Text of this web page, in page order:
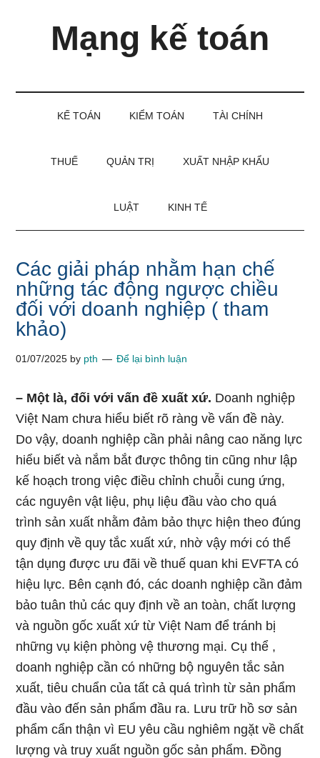
Mạng kế toán
KẾ TOÁN KIỂM TOÁN TÀI CHÍNH
THUẾ QUẢN TRỊ XUẤT NHẬP KHẨU
LUẬT KINH TẾ
Các giải pháp nhằm hạn chế
những tác động ngược chiều
đối với doanh nghiệp ( tham
khảo)
01/07/2025 by pth Để lại bình luận
– Một là, đối với vấn đề xuất xứ. Doanh nghiệp
Việt Nam chưa hiểu biết rõ ràng về vấn đề này.
Do vậy, doanh nghiệp cần phải nâng cao năng lực
hiểu biết và nắm bắt được thông tin cũng như lập
kế hoạch trong việc điều chỉnh chuỗi cung ứng,
các nguyên vật liệu, phụ liệu đầu vào cho quá
trình sản xuất nhằm đảm bảo thực hiện theo đúng
quy định về quy tắc xuất xứ, nhờ vậy mới có thể
tận dụng được ưu đãi về thuế quan khi EVFTA có
hiệu lực. Bên cạnh đó, các doanh nghiệp cần đảm
bảo tuân thủ các quy định về an toàn, chất lượng
và nguồn gốc xuất xứ từ Việt Nam để tránh bị
những vụ kiện phòng vệ thương mại. Cụ thể ,
doanh nghiệp cần có những bộ nguyên tắc sản
xuất, tiêu chuẩn của tất cả quá trình từ sản phẩm
đầu vào đến sản phẩm đầu ra. Lưu trữ hồ sơ sản
phẩm cẩn thận vì EU yêu cầu nghiêm ngặt về chất
lượng và truy xuất nguồn gốc sản phẩm. Đồng